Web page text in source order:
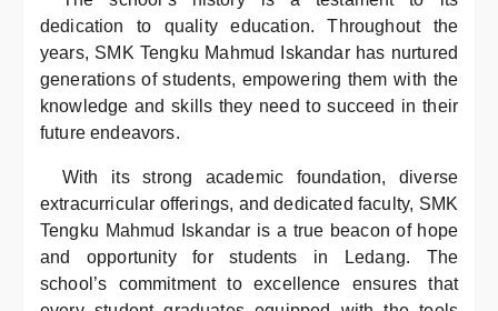
dedication to quality education. Throughout the
years, SMK Tengku Mahmud Iskandar has nurtured
generations of students, empowering them with the
knowledge and skills they need to succeed in their
future endeavors.
With its strong academic foundation, diverse
extracurricular offerings, and dedicated faculty, SMK
Tengku Mahmud Iskandar is a true beacon of hope
and opportunity for students in Ledang. The
school’s commitment to excellence ensures that